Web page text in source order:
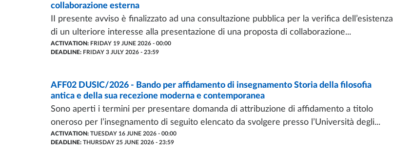
collaborazione esterna
II presente avviso è finalizzato ad una consultazione pubblica per la verifica dell’esistenza
di un ulteriore interesse alla presentazione di una proposta di collaborazione...
ACTIVATION: FRIDAY 19 JUNE 2026 - 00:00
DEADLINE: FRIDAY 3 JULY 2026 - 23:59
CALL OF PROPOSAL- LAST UPDATE:30/07/2026
AFF02 DUSIC/2026 - Bando per affidamento di insegnamento Storia della filosofia
antica e della sua recezione moderna e contemporanea
Sono aperti i termini per presentare domanda di attribuzione di affidamento a titolo
oneroso per l’insegnamento di seguito elencato da svolgere presso l’Università degli...
ACTIVATION: TUESDAY 16 JUNE 2026 - 00:00
DEADLINE: THURSDAY 25 JUNE 2026 - 23:59